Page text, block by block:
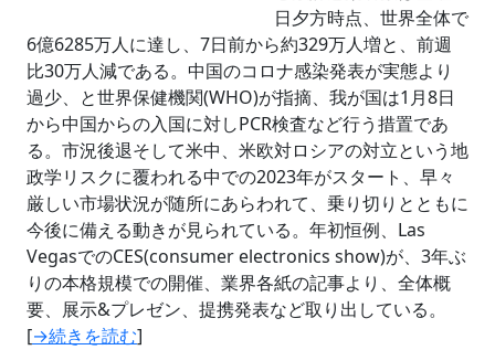
日夕方時点、世界全体で
6億6285万人に達し、7日前から約329万人増と、前週
比30万人減である。中国のコロナ感染発表が実態より
過少、と世界保健機関(WHO)が指摘、我が国は1月8日
から中国からの入国に対しPCR検査など行う措置であ
る。市況後退そして米中、米欧対ロシアの対立という地
政学リスクに覆われる中での2023年がスタート、早々
厳しい市場状況が随所にあらわれて、乗り切りとともに
今後に備える動きが見られている。年初恒例、Las
VegasでのCES(consumer electronics show)が、3年ぶ
りの本格規模での開催、業界各紙の記事より、全体概
要、展示&プレゼン、提携発表など取り出している。
[→続きを読む]